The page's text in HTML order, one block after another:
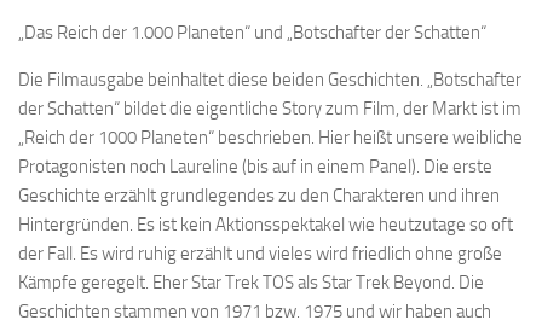
„Das Reich der 1.000 Planeten“ und „Botschafter der Schatten“
Die Filmausgabe beinhaltet diese beiden Geschichten. „Botschafter
der Schatten“ bildet die eigentliche Story zum Film, der Markt ist im
„Reich der 1000 Planeten“ beschrieben. Hier heißt unsere weibliche
Protagonisten noch Laureline (bis auf in einem Panel). Die erste
Geschichte erzählt grundlegendes zu den Charakteren und ihren
Hintergründen. Es ist kein Aktionsspektakel wie heutzutage so oft
der Fall. Es wird ruhig erzählt und vieles wird friedlich ohne große
Kämpfe geregelt. Eher Star Trek TOS als Star Trek Beyond. Die
Geschichten stammen von 1971 bzw. 1975 und wir haben auch